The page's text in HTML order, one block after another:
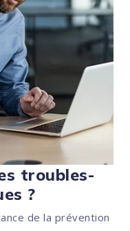
troubles-
?
de la prévention